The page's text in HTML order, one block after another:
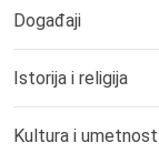
Događaji
Istorija i religija
Kultura i umetnost